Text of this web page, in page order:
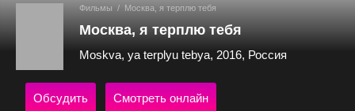
Фильмы / Москва, я терплю тебя
Москва, я терплю тебя
Moskva, ya terplyu tebya, 2016, Россия
Обсудить Смотреть онлайн